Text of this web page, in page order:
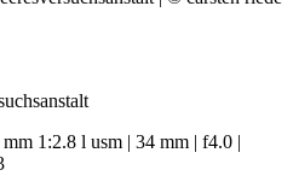
1:2.8 l usm | 34 mm | f4.0 |